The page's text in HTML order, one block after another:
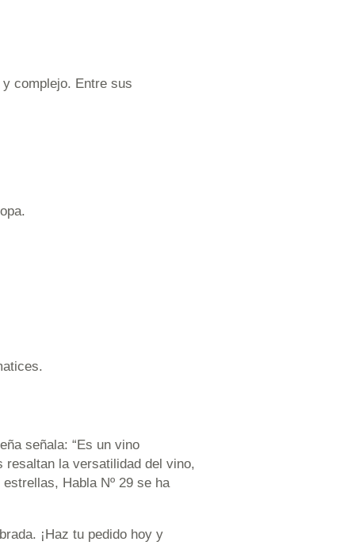
complejo. Entre sus
señala: “Es un vino
resaltan la versatilidad del vino,
Habla Nº 29 se ha
¡Haz tu pedido hoy y